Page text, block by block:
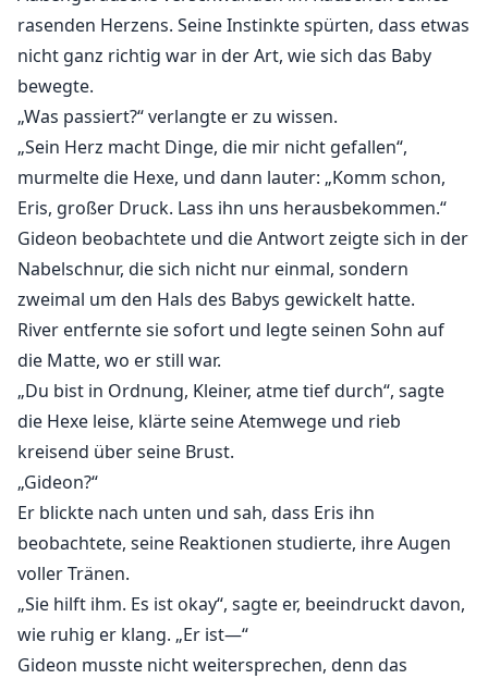
rasenden Herzens. Seine Instinkte spürten, dass etwas
nicht ganz richtig war in der Art, wie sich das Baby
bewegte.
„Was passiert?“ verlangte er zu wissen.
„Sein Herz macht Dinge, die mir nicht gefallen“,
murmelte die Hexe, und dann lauter: „Komm schon,
Eris, großer Druck. Lass ihn uns herausbekommen.“
Gideon beobachtete und die Antwort zeigte sich in der
Nabelschnur, die sich nicht nur einmal, sondern
zweimal um den Hals des Babys gewickelt hatte.
River entfernte sie sofort und legte seinen Sohn auf
die Matte, wo er still war.
„Du bist in Ordnung, Kleiner, atme tief durch“, sagte
die Hexe leise, klärte seine Atemwege und rieb
kreisend über seine Brust.
„Gideon?“
Er blickte nach unten und sah, dass Eris ihn
beobachtete, seine Reaktionen studierte, ihre Augen
voller Tränen.
„Sie hilft ihm. Es ist okay“, sagte er, beeindruckt davon,
wie ruhig er klang. „Er ist—“
Gideon musste nicht weitersprechen, denn das